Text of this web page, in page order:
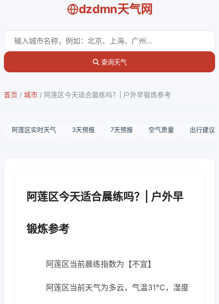
dzdmn天气网
查询天气
首页 / 城市 / 阿莲区今天适合晨练吗？| 户外早锻炼参考
阿莲区实时天气 3天预报 7天预报 空气质量 出行建议
阿莲区今天适合晨练吗？| 户外早
锻炼参考
阿莲区当前晨练指数为【不宜】
阿莲区当前天气为多云，气温31℃，湿度